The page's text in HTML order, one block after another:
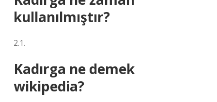
kullanılmıştır?
2.1.
Kadırga ne demek
wikipedia?